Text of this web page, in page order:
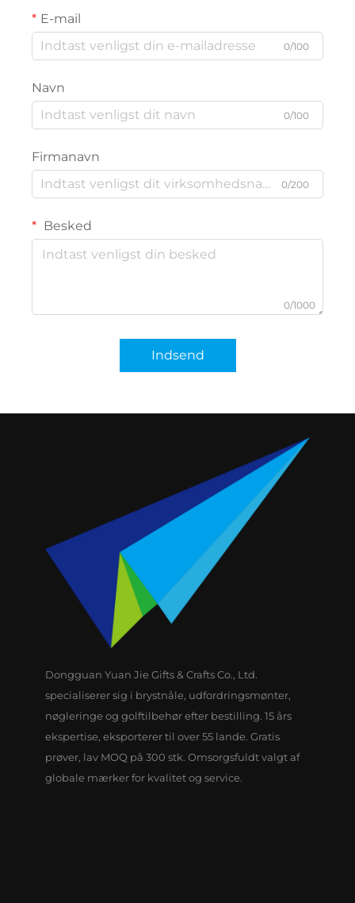
E-mail
0/100
Navn
0/100
Firmanavn
0/200
Besked
0/1000
Indsend
Dongguan Yuan Jie Gifts & Crafts Co., Ltd.
specialiserer sig i brystnåle, udfordringsmønter,
nøgleringe og golftilbehør efter bestilling. 15 års
ekspertise, eksporterer til over 55 lande. Gratis
prøver, lav MOQ på 300 stk. Omsorgsfuldt valgt af
globale mærker for kvalitet og service.